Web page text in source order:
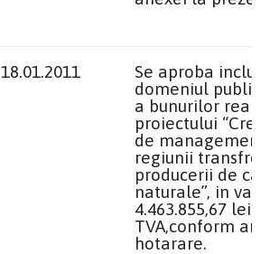
18.01.2011
Se aproba
domeniul public
a bunurilor
proiectului
de
regiunii
producerii de
naturale”, in
4.463.855,67 lei
TVA,conform
hotarare.